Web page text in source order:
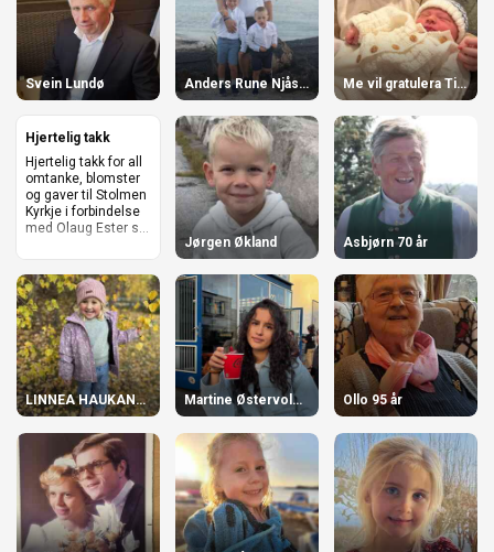
Svein Lundø Anders Rune Njåstad Me vil gratulera Tine og Håvard Vassnes
Hjertelig takk
Hjertelig takk for all
omtanke, blomster
og gaver til Stolmen
Kyrkje i forbindelse
med Olaug Ester s...
Jørgen Økland
Asbjørn 70 år
LINNEA HAUKANES 4 ÅR! Martine Østervold- Njåstad Ollo 95 år